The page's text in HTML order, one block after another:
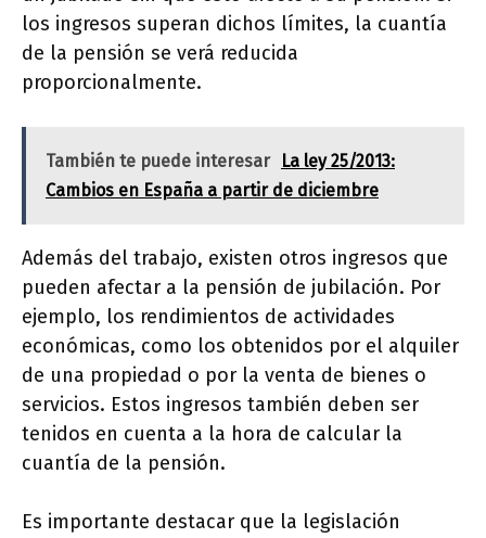
los ingresos superan dichos límites, la cuantía
de la pensión se verá reducida
proporcionalmente.
También te puede interesar
La ley 25/2013:
Cambios en España a partir de diciembre
Además del trabajo, existen otros ingresos que
pueden afectar a la pensión de jubilación. Por
ejemplo, los rendimientos de actividades
económicas, como los obtenidos por el alquiler
de una propiedad o por la venta de bienes o
servicios. Estos ingresos también deben ser
tenidos en cuenta a la hora de calcular la
cuantía de la pensión.
Es importante destacar que la legislación